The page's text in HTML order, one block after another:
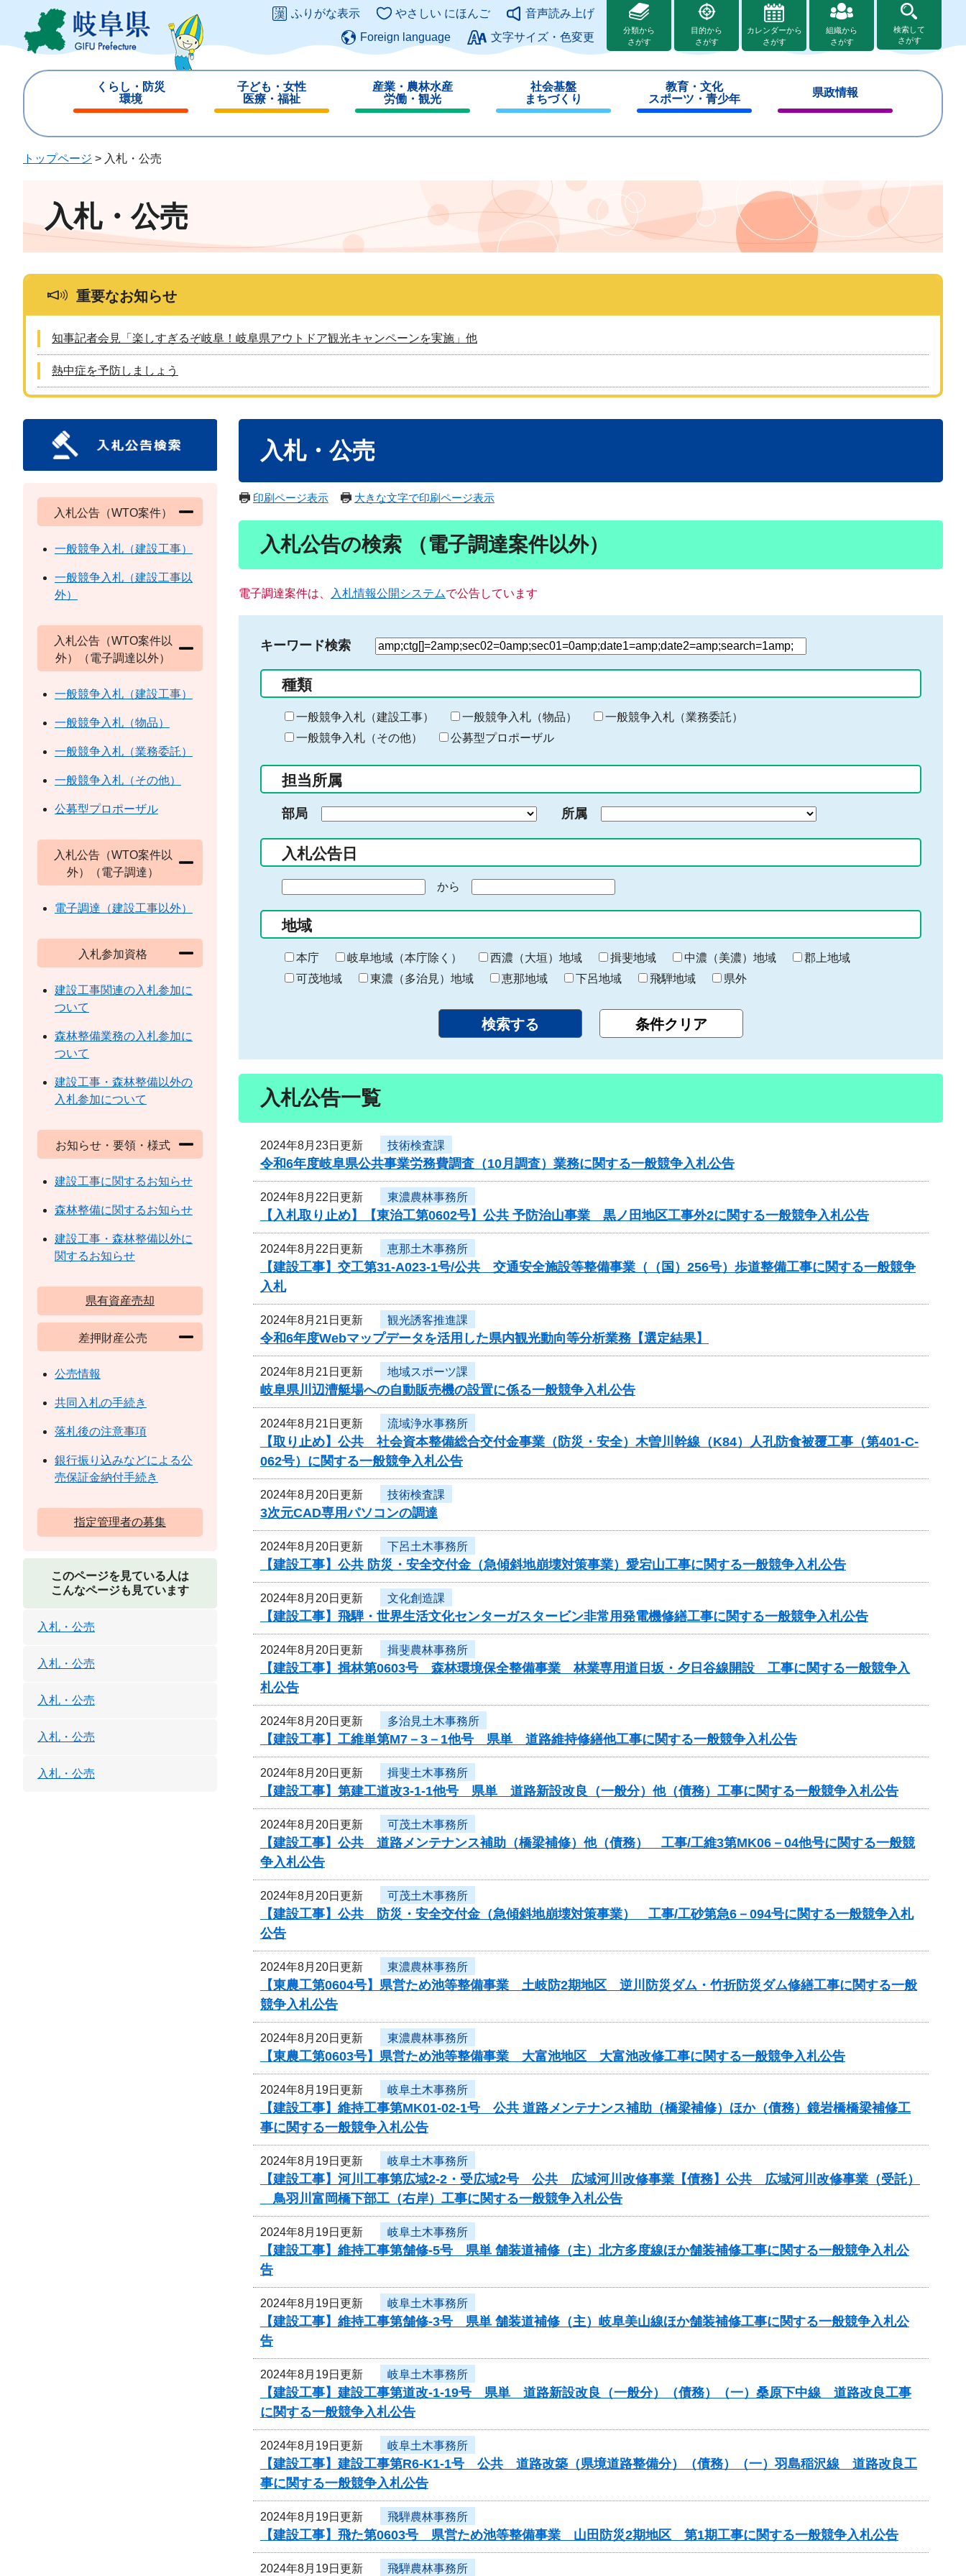
ジ
ュ
このページの本文へ
ふりがな表示 やさしい にほんご
音声読み上げ
Foreign language
文字サイズ・色変更
分類から
さがす
目的から
さがす
カレンダーから
さがす
組織から
さがす
検索して
さがす
くらし・防災
環境
じ
子ども・女性
医療・福祉
じ
産業・農林水産
労働・観光
じ
社会基盤
まちづくり
じ
教育・文化
スポーツ・青少年
じ
県政情報
じ
トップページ > 入札・公売
入札・公売
重要なお知らせ
知事記者会見「楽しすぎるぞ岐阜！岐阜県アウトドア観光キャンペーンを実施」他
熱中症を予防しましょう
入札・公売
印刷ページ表示 大きな文字で印刷ページ表示
入札公告の検索 （電子調達案件以外）
電子調達案件は、 入札情報公開システムで公告しています
キーワード検索
検
る
キ
ー
ー
入
力
種類
一般競争入札（建設工事） 一般競争入札（物品）
一般競争入札（業務委託）
一般競争入札（その他）
公募型プロポーザル
担当所属
部局 所属
入札公告日
の
始
ま
り
から
終
わ
り
地域
本庁 岐阜地域（本庁除く） 西濃（大垣）地域 揖斐地域 中濃（美濃）地域
郡上地域
可茂地域
東濃（多治見）地域 恵那地域 下呂地域 飛騨地域 県外
入札公告一覧
2024年8月23日更新 技術検査課
令和6年度岐阜県公共事業労務費調査（10月調査）業務に関する一般競争入札公告
2024年8月22日更新 東濃農林事務所
【入札取り止め】【東治工第0602号】公共 予防治山事業 黒ノ田地区工事外2に関する一般競争入札公告
2024年8月22日更新 恵那土木事務所
【建設工事】交工第31-A023-1号/公共 交通安全施設等整備事業（（国）256号）歩道整備工事に関する一般競争
入札
2024年8月21日更新 観光誘客推進課
令和6年度Webマップデータを活用した県内観光動向等分析業務【選定結果】
2024年8月21日更新 地域スポーツ課
岐阜県川辺漕艇場への自動販売機の設置に係る一般競争入札公告
2024年8月21日更新 流域浄水事務所
【取り止め】公共 社会資本整備総合交付金事業（防災・安全）木曽川幹線（K84）人孔防食被覆工事（第401-C-
062号）に関する一般競争入札公告
2024年8月20日更新 技術検査課
3次元CAD専用パソコンの調達
2024年8月20日更新 下呂土木事務所
【建設工事】公共 防災・安全交付金（急傾斜地崩壊対策事業）愛宕山工事に関する一般競争入札公告
2024年8月20日更新 文化創造課
【建設工事】飛騨・世界生活文化センターガスタービン非常用発電機修繕工事に関する一般競争入札公告
2024年8月20日更新 揖斐農林事務所
【建設工事】揖林第0603号 森林環境保全整備事業 林業専用道日坂・夕日谷線開設 工事に関する一般競争入
札公告
2024年8月20日更新 多治見土木事務所
【建設工事】工維単第M7－3－1他号 県単 道路維持修繕他工事に関する一般競争入札公告
2024年8月20日更新 揖斐土木事務所
【建設工事】第建工道改3-1-1他号 県単 道路新設改良（一般分）他（債務）工事に関する一般競争入札公告
2024年8月20日更新 可茂土木事務所
【建設工事】公共 道路メンテナンス補助（橋梁補修）他（債務） 工事/工維3第MK06－04他号に関する一般競
争入札公告
2024年8月20日更新 可茂土木事務所
【建設工事】公共 防災・安全交付金（急傾斜地崩壊対策事業） 工事/工砂第急6－094号に関する一般競争入札
公告
2024年8月20日更新 東濃農林事務所
【東農工第0604号】県営ため池等整備事業 土岐防2期地区 逆川防災ダム・竹折防災ダム修繕工事に関する一般
競争入札公告
2024年8月20日更新 東濃農林事務所
【東農工第0603号】県営ため池等整備事業 大富池地区 大富池改修工事に関する一般競争入札公告
2024年8月19日更新 岐阜土木事務所
【建設工事】維持工事第MK01-02-1号 公共 道路メンテナンス補助（橋梁補修）ほか（債務）鏡岩橋橋梁補修工
事に関する一般競争入札公告
2024年8月19日更新 岐阜土木事務所
【建設工事】河川工事第広域2-2・受広域2号 公共 広域河川改修事業【債務】公共 広域河川改修事業（受託）
鳥羽川富岡橋下部工（右岸）工事に関する一般競争入札公告
2024年8月19日更新 岐阜土木事務所
【建設工事】維持工事第舗修-5号 県単 舗装道補修（主）北方多度線ほか舗装補修工事に関する一般競争入札公
告
2024年8月19日更新 岐阜土木事務所
【建設工事】維持工事第舗修-3号 県単 舗装道補修（主）岐阜美山線ほか舗装補修工事に関する一般競争入札公
告
2024年8月19日更新 岐阜土木事務所
【建設工事】建設工事第道改-1-19号 県単 道路新設改良（一般分）（債務）（一）桑原下中線 道路改良工事
に関する一般競争入札公告
2024年8月19日更新 岐阜土木事務所
【建設工事】建設工事第R6-K1-1号 公共 道路改築（県境道路整備分）（債務）（一）羽島稲沢線 道路改良工
事に関する一般競争入札公告
2024年8月19日更新 飛騨農林事務所
【建設工事】飛た第0603号 県営ため池等整備事業 山田防災2期地区 第1期工事に関する一般競争入札公告
2024年8月19日更新 飛騨農林事務所
入札公告（WTO案件）
一般競争入札（建設工事）
一般競争入札（建設工事以
外）
入札公告（WTO案件以
外）（電子調達以外）
一般競争入札（建設工事）
一般競争入札（物品）
一般競争入札（業務委託）
一般競争入札（その他）
公募型プロポーザル
入札公告（WTO案件以
外）（電子調達）
電子調達（建設工事以外）
入札参加資格
建設工事関連の入札参加に
ついて
森林整備業務の入札参加に
ついて
建設工事・森林整備以外の
入札参加について
お知らせ・要領・様式
建設工事に関するお知らせ
森林整備に関するお知らせ
建設工事・森林整備以外に
関するお知らせ
県有資産売却
差押財産公売
公売情報
共同入札の手続き
落札後の注意事項
銀行振り込みなどによる公
売保証金納付手続き
指定管理者の募集
このページを見ている人は
こんなページも見ています
入札・公売
入札・公売
入札・公売
入札・公売
入札・公売